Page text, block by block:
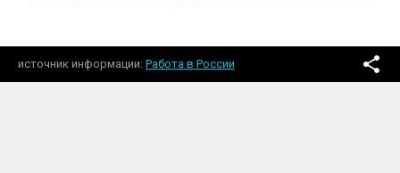
источник информации Работа в России